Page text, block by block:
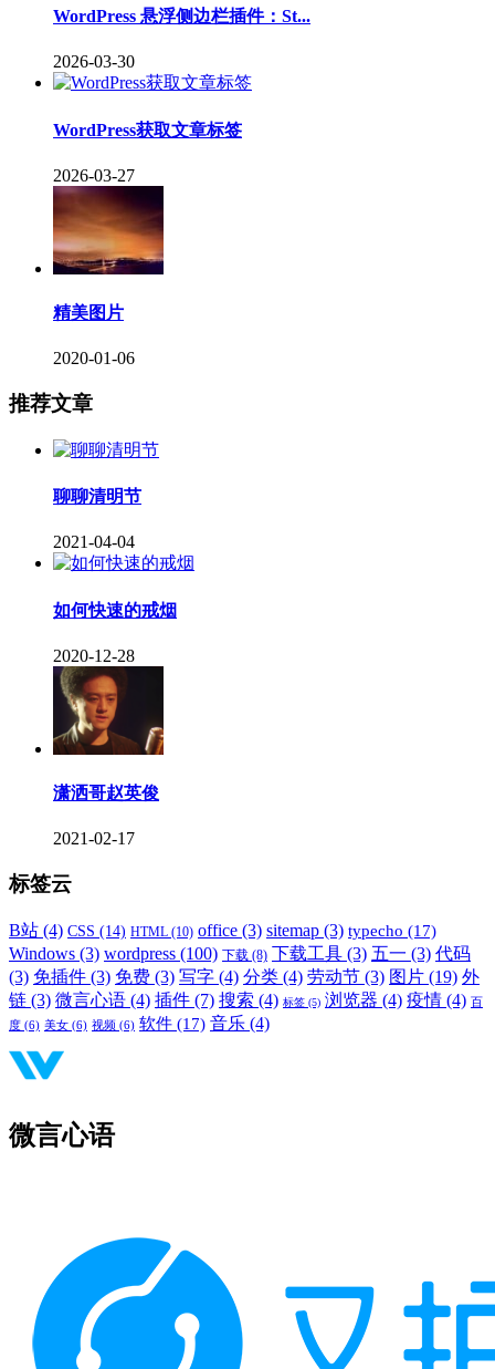
WordPress 悬浮侧边栏插件：St...
2026-03-30
WordPress获取文章标签
2026-03-27
精美图片
2020-01-06
推荐文章
聊聊清明节
2021-04-04
如何快速的戒烟
2020-12-28
潇洒哥赵英俊
2021-02-17
标签云
B站 (4) CSS (14) HTML (10) office (3) sitemap (3) typecho (17)
Windows (3) wordpress (100) 下载 (8) 下载工具 (3) 五一 (3) 代码
(3) 免插件 (3) 免费 (3) 写字 (4) 分类 (4) 劳动节 (3) 图片 (19) 外
链 (3) 微言心语 (4) 插件 (7) 搜索 (4) 标签 (5) 浏览器 (4) 疫情 (4) 百
度 (6) 美女 (6) 视频 (6) 软件 (17) 音乐 (4)
微言心语